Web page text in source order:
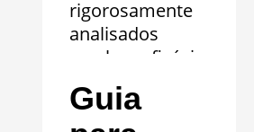
rigorosamente
analisados
revelam eficácia
comprovada em
20 quadros
clínicos.
Guia